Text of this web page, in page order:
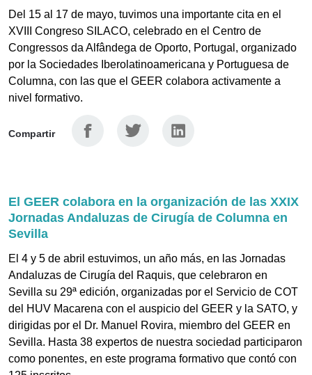
Del 15 al 17 de mayo, tuvimos una importante cita en el
XVIII Congreso SILACO, celebrado en el Centro de
Congressos da Alfândega de Oporto, Portugal, organizado
por la Sociedades Iberolatinoamericana y Portuguesa de
Columna, con las que el GEER colabora activamente a
nivel formativo.
Compartir
Facebook Twitter Linkedin
El GEER colabora en la organización de las XXIX
Jornadas Andaluzas de Cirugía de Columna en
Sevilla
El 4 y 5 de abril estuvimos, un año más, en las Jornadas
Andaluzas de Cirugía del Raquis, que celebraron en
Sevilla su 29ª edición, organizadas por el Servicio de COT
del HUV Macarena con el auspicio del GEER y la SATO, y
dirigidas por el Dr. Manuel Rovira, miembro del GEER en
Sevilla. Hasta 38 expertos de nuestra sociedad participaron
como ponentes, en este programa formativo que contó con